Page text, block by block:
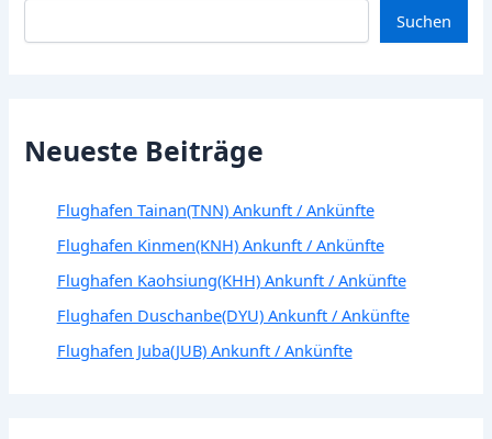
Suchen
Neueste Beiträge
Flughafen Tainan(TNN) Ankunft / Ankünfte
Flughafen Kinmen(KNH) Ankunft / Ankünfte
Flughafen Kaohsiung(KHH) Ankunft / Ankünfte
Flughafen Duschanbe(DYU) Ankunft / Ankünfte
Flughafen Juba(JUB) Ankunft / Ankünfte